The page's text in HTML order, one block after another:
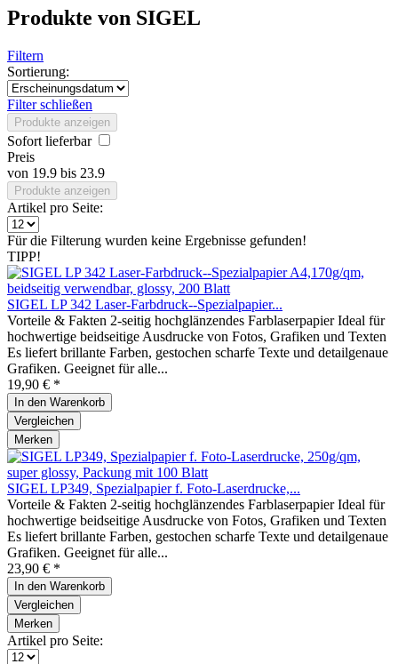
Produkte von SIGEL
Filtern
Sortierung:
Filter schließen
Produkte anzeigen
Sofort lieferbar
Preis
von 19.9 bis 23.9
Produkte anzeigen
Artikel pro Seite:
Für die Filterung wurden keine Ergebnisse gefunden!
TIPP!
SIGEL LP 342 Laser-Farbdruck--Spezialpapier...
Vorteile & Fakten 2-seitig hochglänzendes Farblaserpapier Ideal für
hochwertige beidseitige Ausdrucke von Fotos, Grafiken und Texten
Es liefert brillante Farben, gestochen scharfe Texte und detailgenaue
Grafiken. Geeignet für alle...
19,90 € *
In den Warenkorb
Vergleichen
Merken
SIGEL LP349, Spezialpapier f. Foto-Laserdrucke,...
Vorteile & Fakten 2-seitig hochglänzendes Farblaserpapier Ideal für
hochwertige beidseitige Ausdrucke von Fotos, Grafiken und Texten
Es liefert brillante Farben, gestochen scharfe Texte und detailgenaue
Grafiken. Geeignet für alle...
23,90 € *
In den Warenkorb
Vergleichen
Merken
Artikel pro Seite: